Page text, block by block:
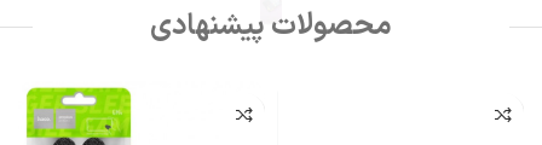
محصولات پیشنهادی